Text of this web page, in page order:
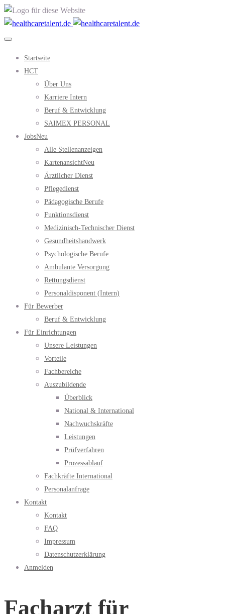
Startseite
HCT
Über Uns
Karriere Intern
Beruf & Entwicklung
SAIMEX PERSONAL
JobsNeu
Alle Stellenanzeigen
KartenansichtNeu
Ärztlicher Dienst
Pflegedienst
Pädagogische Berufe
Funktionsdienst
Medizinisch-Technischer Dienst
Gesundheitshandwerk
Psychologische Berufe
Ambulante Versorgung
Rettungsdienst
Personaldisponent (Intern)
Für Bewerber
Beruf & Entwicklung
Für Einrichtungen
Unsere Leistungen
Vorteile
Fachbereiche
Auszubildende
Überblick
National & International
Nachwuchskräfte
Leistungen
Prüfverfahren
Prozessablauf
Fachkräfte International
Personalanfrage
Kontakt
Kontakt
FAQ
Impressum
Datenschutzerklärung
Anmelden
Facharzt für